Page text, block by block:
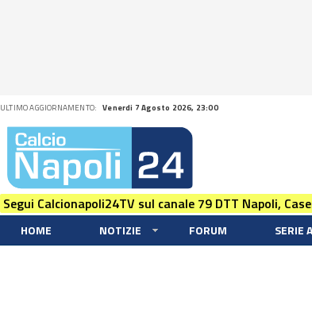
ULTIMO AGGIORNAMENTO: Venerdi 7 Agosto 2026, 23:00
Segui Calcionapoli24TV sul canale 79 DTT Napoli,
HOME NOTIZIE FORUM SERIE A